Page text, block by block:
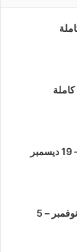
نشرة أخبار الأنمي الأسبوعية (12 – 19 ديسمبر
نشرة أخبار الأنمي الأسبوعية (28 نوفمبر – 5